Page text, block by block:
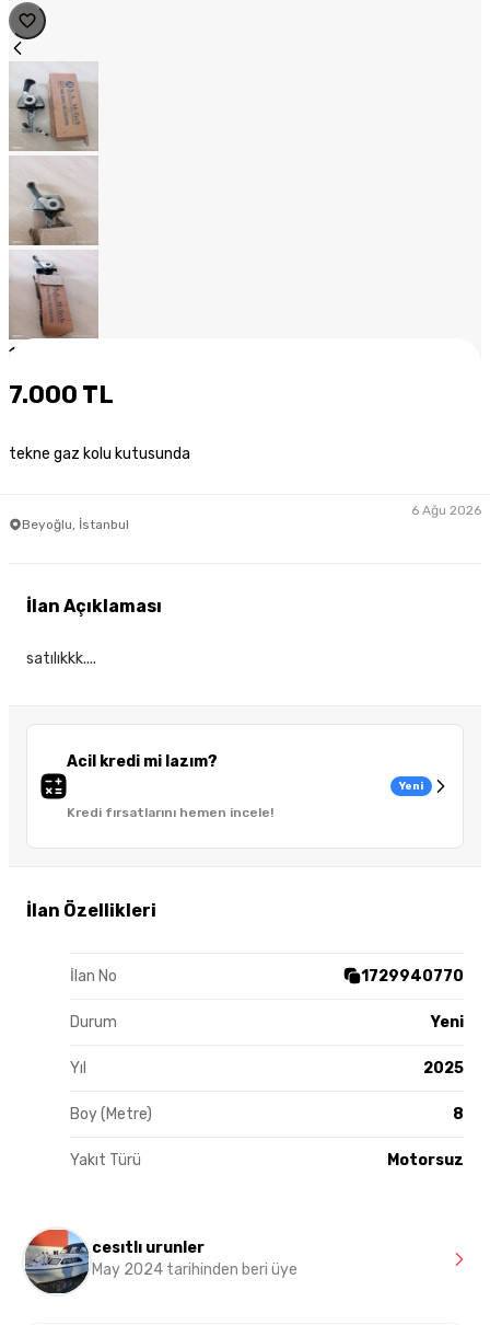
1
7.000 TL
tekne gaz kolu kutusunda
Beyoğlu, İstanbul
6 Ağu 2026
Acil kredi mi lazım?
Kredi fırsatlarını hemen incele!
Yeni
İlan Özellikleri
İlan No 1729940770
Durum Yeni
Yıl 2025
Boy (Metre) 8
Yakıt Türü Motorsuz
İlan Açıklaması
satılıkkk....
cesıtlı urunler
May 2024 tarihinden beri üye